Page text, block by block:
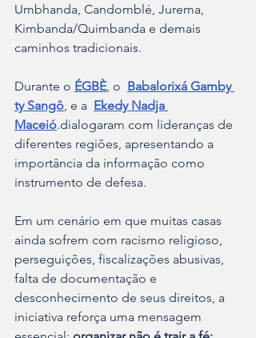
Umbhanda, Candomblé, Jurema,
Kimbanda/Quimbanda e demais
caminhos tradicionais.
Durante o ÉGBÈ, o Babalorixá Gamby
ty Sangô , e a Ekedy Nadja
Maceió.dialogaram com lideranças de
diferentes regiões, apresentando a
importância da informação como
instrumento de defesa.
Em um cenário em que muitas casas
ainda sofrem com racismo religioso,
perseguições, fiscalizações abusivas,
falta de documentação e
desconhecimento de seus direitos, a
iniciativa reforça uma mensagem